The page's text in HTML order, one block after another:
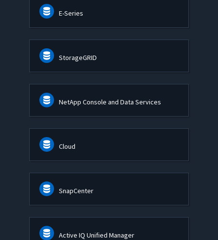
E-Series
StorageGRID
NetApp Console and Data Services
Cloud
SnapCenter
Active IQ Unified Manager